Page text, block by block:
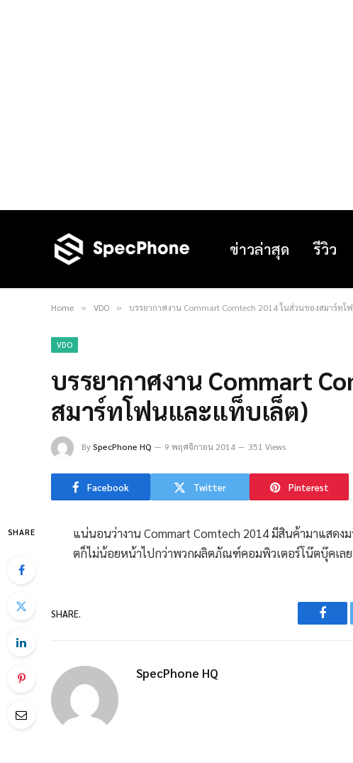
ข่าวล่าสุด รีวิว
Home » VDO » บรรยากาศงาน Commart Comtech 2014 ในส่วนของสมาร์ทโ
VDO
บรรยากาศงาน Commart
สมาร์ทโฟนและแท็บเล็ต)
BySpecPhone HQ 9 พฤศจิกายน 2014 351 Views
Facebook Twitter Pinterest
SHARE
แน่นอนว่างาน Commart Comtech 2014 มีสินค้ามาแสดง
ตก็ไม่น้อยหน้าไปกว่าพวกผลิตภัณฑ์คอมพิวเตอร์โน๊ตบุ๊คเล
SHARE.
SpecPhone HQ